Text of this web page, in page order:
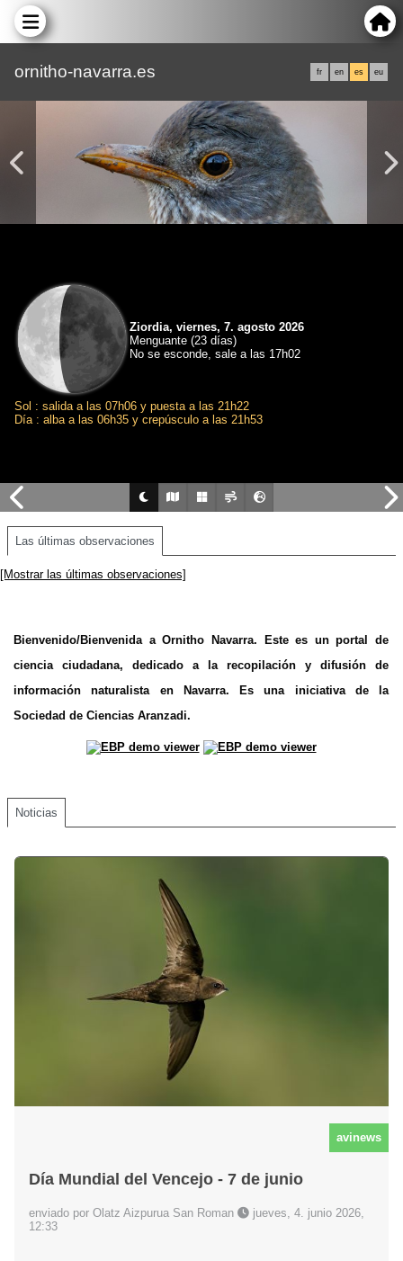
ornitho-navarra.es fr en es eu
Ziordia, viernes, 7. agosto 2026
Menguante (23 días)
No se esconde, sale a las 17h02
Sol : salida a las 07h06 y puesta a las 21h22
Día : alba a las 06h35 y crepúsculo a las 21h53
Las últimas observaciones
[Mostrar las últimas observaciones]
Bienvenido/Bienvenida a Ornitho Navarra. Este es un portal de
ciencia ciudadana, dedicado a la recopilación y difusión de
información naturalista en Navarra. Es una iniciativa de la
Sociedad de Ciencias Aranzadi.
Noticias
avinews
Día Mundial del Vencejo - 7 de junio
enviado por Olatz Aizpurua San Roman
jueves, 4. junio 2026,
12:33